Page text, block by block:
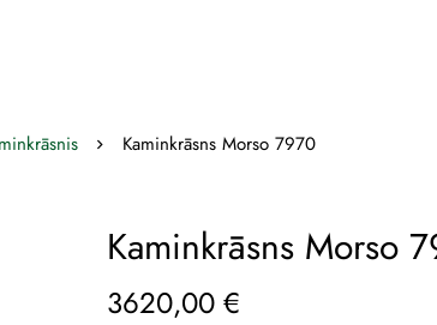
Kaminkrāsns Morso 7970
Kaminkrāsns Morso
3620,00 €